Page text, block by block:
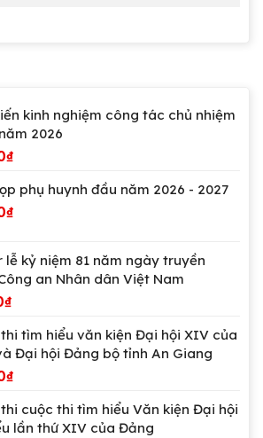
kinh nghiệm công tác chủ nhiệm
2026
₫
phụ huynh đầu năm 2026 - 2027
₫
lễ kỷ niệm 81 năm ngày truyền
an Nhân dân Việt Nam
₫
tìm hiểu văn kiện Đại hội XIV của
Đại hội Đảng bộ tỉnh An Giang
₫
cuộc thi tìm hiểu Văn kiện Đại hội
lần thứ XIV của Đảng